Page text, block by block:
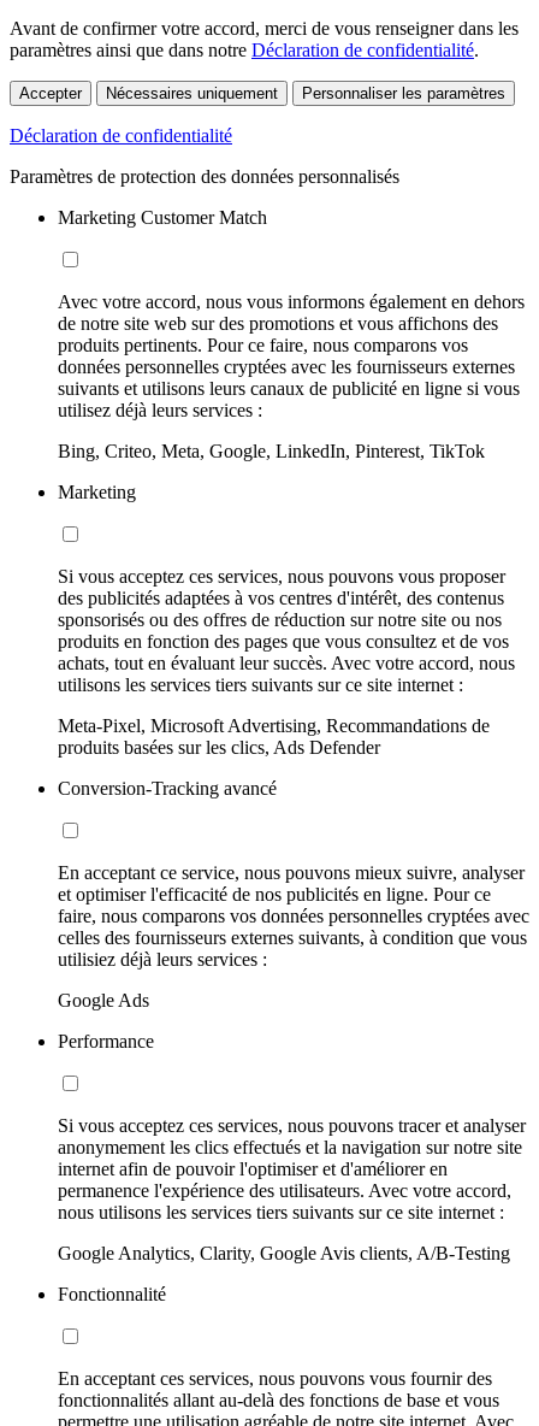
Avant de confirmer votre accord, merci de vous renseigner dans les
paramètres ainsi que dans notre Déclaration de confidentialité.
Accepter Nécessaires uniquement Personnaliser les paramètres
Déclaration de confidentialité
Paramètres de protection des données personnalisés
Marketing Customer Match
Avec votre accord, nous vous informons également en dehors
de notre site web sur des promotions et vous affichons des
produits pertinents. Pour ce faire, nous comparons vos
données personnelles cryptées avec les fournisseurs externes
suivants et utilisons leurs canaux de publicité en ligne si vous
utilisez déjà leurs services :
Bing, Criteo, Meta, Google, LinkedIn, Pinterest, TikTok
Marketing
Si vous acceptez ces services, nous pouvons vous proposer
des publicités adaptées à vos centres d'intérêt, des contenus
sponsorisés ou des offres de réduction sur notre site ou nos
produits en fonction des pages que vous consultez et de vos
achats, tout en évaluant leur succès. Avec votre accord, nous
utilisons les services tiers suivants sur ce site internet :
Meta-Pixel, Microsoft Advertising, Recommandations de
produits basées sur les clics, Ads Defender
Conversion-Tracking avancé
En acceptant ce service, nous pouvons mieux suivre, analyser
et optimiser l'efficacité de nos publicités en ligne. Pour ce
faire, nous comparons vos données personnelles cryptées avec
celles des fournisseurs externes suivants, à condition que vous
utilisiez déjà leurs services :
Google Ads
Performance
Si vous acceptez ces services, nous pouvons tracer et analyser
anonymement les clics effectués et la navigation sur notre site
internet afin de pouvoir l'optimiser et d'améliorer en
permanence l'expérience des utilisateurs. Avec votre accord,
nous utilisons les services tiers suivants sur ce site internet :
Google Analytics, Clarity, Google Avis clients, A/B-Testing
Fonctionnalité
En acceptant ces services, nous pouvons vous fournir des
fonctionnalités allant au-delà des fonctions de base et vous
permettre une utilisation agréable de notre site internet. Avec